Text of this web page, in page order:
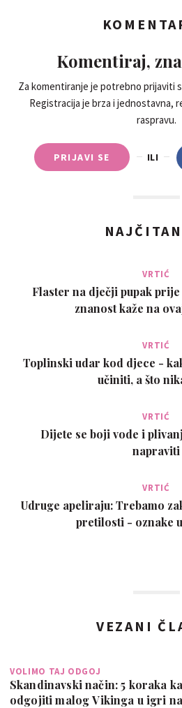
Komentiraj,
Za komentiranje je potrebno prijaviti
Registracija je brza i jednostavna,
raspravu.
PRIJAVI SE ILI
VRTIĆ
Flaster na dječji pupak prije
znanost kaže na
VRTIĆ
Toplinski udar kod djece -
učiniti, a što
VRTIĆ
Dijete se boji vode i
napraviti
VRTIĆ
Udruge apeliraju: Trebamo
pretilosti - oznake
VEZANI
VOLIMO TAJ ODGOJ
Skandinavski način: 5 koraka
odgojiti malog Vikinga u igri na